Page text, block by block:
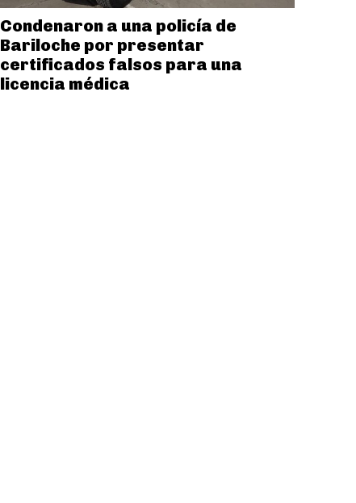
Condenaron a una policía de
Bariloche por presentar
certificados falsos para una
licencia médica